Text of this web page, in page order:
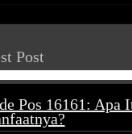
Post
Pos 16161: Apa